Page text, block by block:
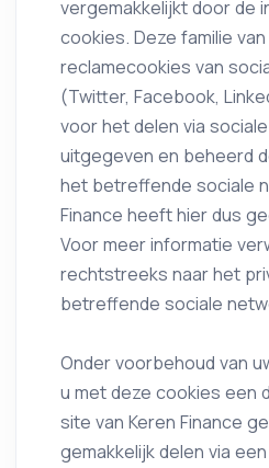
vergemakkelijkt door de
cookies. Deze familie
reclamecookies van
(Twitter, Facebook,
voor het delen via
uitgegeven en beheerd
het betreffende sociale
Finance heeft hier dus
Voor meer informatie
rechtstreeks naar het
betreffende sociale
Onder voorbehoud van
u met deze cookies een
site van Keren Finance
gemakkelijk delen via